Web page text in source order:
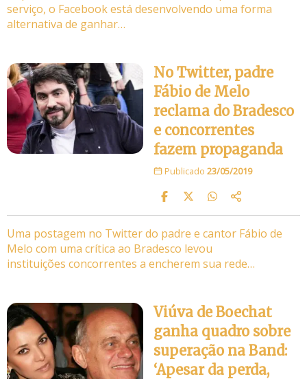
serviço, o Facebook está desenvolvendo uma forma
alternativa de ganhar…
No Twitter, padre
Fábio de Melo
reclama do Bradesco
e concorrentes
fazem propaganda
Publicado 23/05/2019
Uma postagem no Twitter do padre e cantor Fábio de
Melo com uma crítica ao Bradesco levou
instituições concorrentes a encherem sua rede…
Viúva de Boechat
ganha quadro sobre
superação na Band:
‘Apesar da perda,